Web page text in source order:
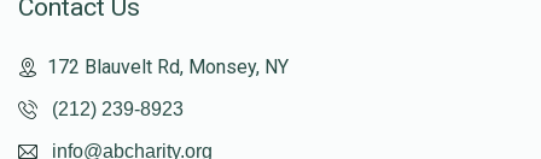
Contact Us
172 Blauvelt Rd, Monsey, NY
(212) 239-8923
info@abcharity.org